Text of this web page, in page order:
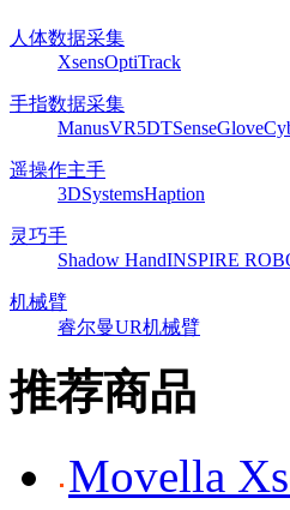
人体数据采集
XsensOptiTrack
手指数据采集
ManusVR5DTSenseGlove
遥操作主手
3DSystemsHaption
灵巧手
Shadow HandINSPIRE
机械臂
睿尔曼UR机械臂
推荐商品
Movella